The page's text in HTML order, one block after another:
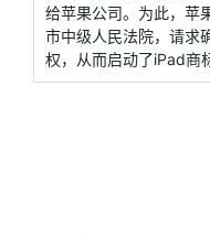
给苹果公司。为此，苹
市中级人民法院，请求
权，从而启动了iPad商